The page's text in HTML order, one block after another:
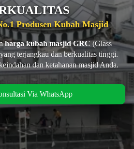
Produsen Kubah Masjid
harga kubah masjid GRC (Glass
terjangkau dan berkualitas tinggi.
dan ketahanan masjid Anda.
Via WhatsApp